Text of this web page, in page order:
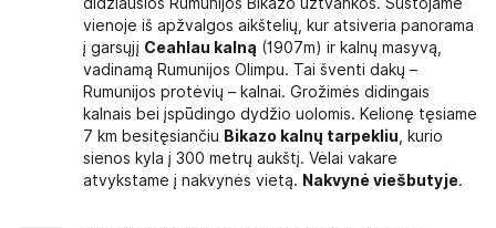
vienoje iš apžvalgos aikštelių, kur atsiveria panorama
į garsųjį Ceahlau kalną (1907m) ir kalnų masyvą,
vadinamą Rumunijos Olimpu. Tai šventi dakų –
Rumunijos protėvių – kalnai. Grožimės didingais
kalnais bei įspūdingo dydžio uolomis. Kelionę tęsiame
7 km besitęsiančiu Bikazo kalnų tarpekliu , kurio
sienos kyla į 300 metrų aukštį. Vėlai vakare
atvykstame į nakvynės vietą. Nakvynė viešbutyje.